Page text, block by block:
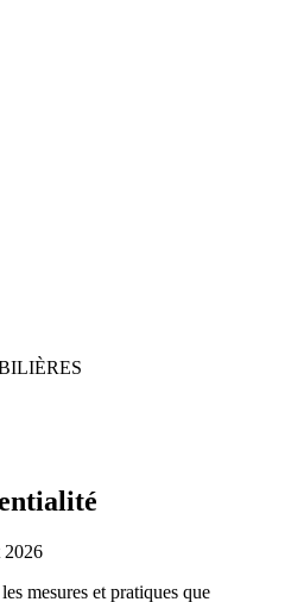
2026
mesures et pratiques que